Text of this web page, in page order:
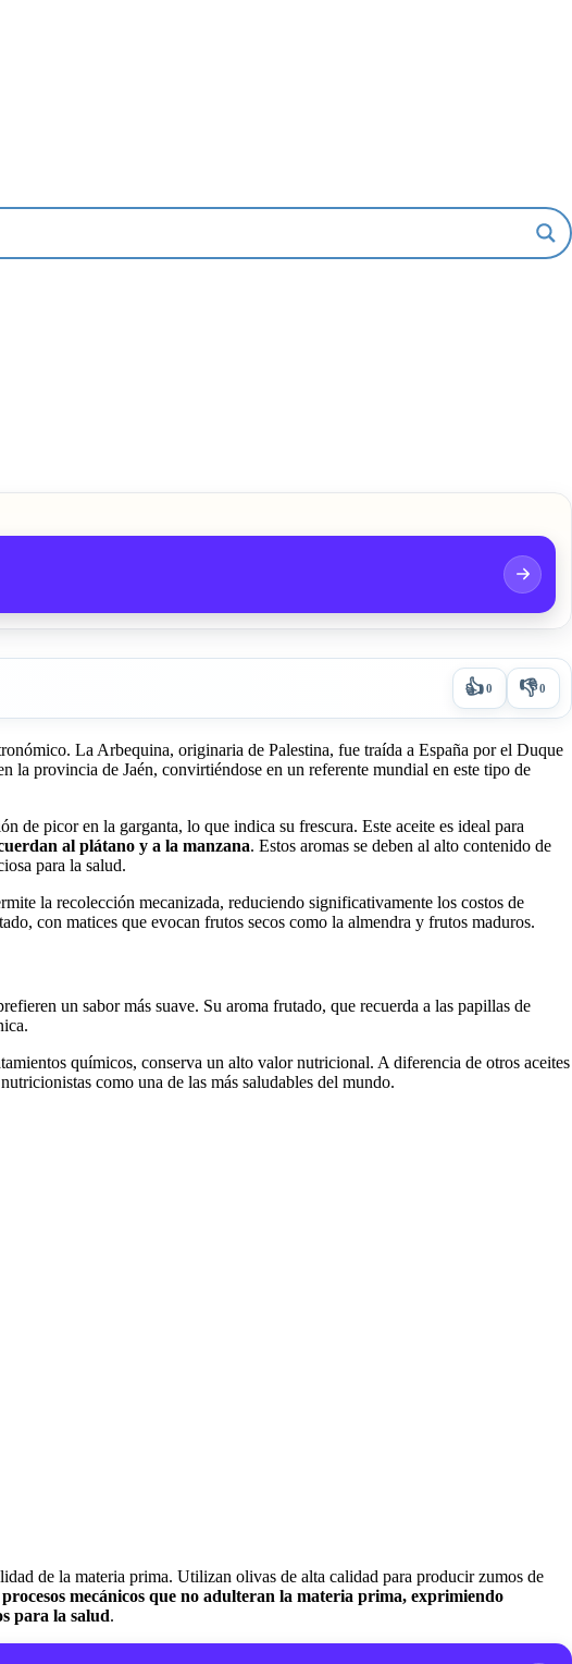
👍0 👎0
La Arbequina, originaria de Palestina, fue traída a España por el Duque
provincia de Jaén, convirtiéndose en un referente mundial en este tipo de
de picor en la garganta, lo que indica su frescura. Este aceite es ideal para
al plátano y a la manzana. Estos aromas se deben al alto contenido de
para la salud.
la recolección mecanizada, reduciendo significativamente los costos de
con matices que evocan frutos secos como la almendra y frutos maduros.
un sabor más suave. Su aroma frutado, que recuerda a las papillas de
químicos, conserva un alto valor nutricional. A diferencia de otros aceites
como una de las más saludables del mundo.
de la materia prima. Utilizan olivas de alta calidad para producir zumos de
mecánicos que no adulteran la materia prima, exprimiendo
para la salud.